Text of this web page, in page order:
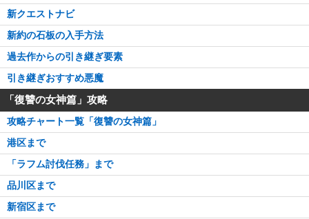
新クエストナビ
新約の石板の入手方法
過去作からの引き継ぎ要素
引き継ぎおすすめ悪魔
「復讐の女神篇」攻略
攻略チャート一覧「復讐の女神篇」
港区まで
「ラフム討伐任務」まで
品川区まで
新宿区まで